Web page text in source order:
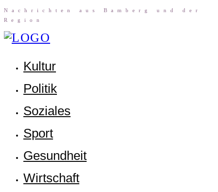
Nach­rich­ten aus Bam­berg und der
Region
Kul­tur
Poli­tik
Sozia­les
Sport
Gesund­heit
Wirt­schaft